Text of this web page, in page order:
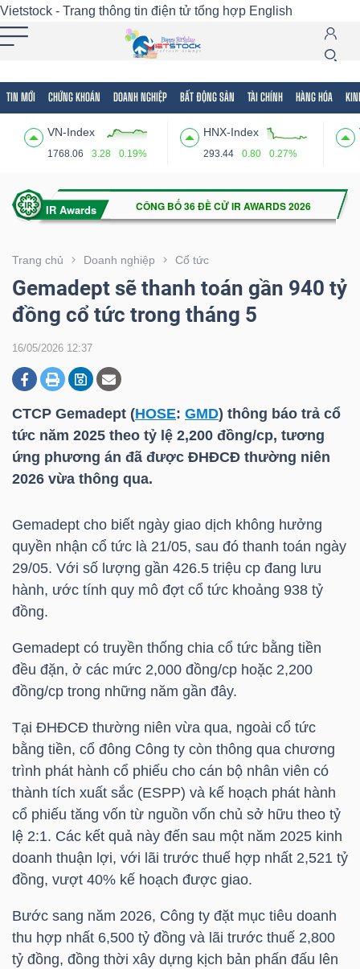
Vietstock - Trang thông tin điện tử tổng hợp English
TIN MỚI CHỨNG KHOÁN DOANH NGHIỆP BẤT ĐỘNG SẢN TÀI CHÍNH HÀNG HÓA
VN-Index
1768.06 3.28 0.19%
HNX-Index
293.44 0.80 0.27%
Trang chủ Doanh nghiệp Cổ tức
Gemadept sẽ thanh toán gần 940 tỷ
đồng cổ tức trong tháng 5
16/05/2026 12:37
CTCP Gemadept (HOSE: GMD) thông báo trả cổ
tức năm 2025 theo tỷ lệ 2,200 đồng/cp, tương
ứng phương án đã được ĐHĐCĐ thường niên
2026 vừa thông qua.
Gemadept cho biết ngày giao dịch không hưởng
quyền nhận cổ tức là 21/05, sau đó thanh toán ngày
29/05. Với số lượng gần 426.5 triệu cp đang lưu
hành, ước tính quy mô đợt cổ tức khoảng 938 tỷ
đồng.
Gemadept có truyền thống chia cổ tức bằng tiền
đều đặn, ở các mức 2,000 đồng/cp hoặc 2,200
đồng/cp trong những năm gần đây.
Tại ĐHĐCĐ thường niên vừa qua, ngoài cổ tức
bằng tiền, cổ đông Công ty còn thông qua chương
trình phát hành cổ phiếu cho cán bộ nhân viên có
thành tích xuất sắc (ESPP) và kế hoạch phát hành
cổ phiếu tăng vốn từ nguồn vốn chủ sở hữu theo tỷ
lệ 2:1. Các kết quả này đến sau một năm 2025 kinh
doanh thuận lợi, với lãi trước thuế hợp nhất 2,521 tỷ
đồng, vượt 40% kế hoạch được giao.
Bước sang năm 2026, Công ty đặt mục tiêu doanh
thu hợp nhất 6,500 tỷ đồng và lãi trước thuế 2,800
tỷ đồng, đồng thời xây dựng kịch bản phấn đấu lên
Tất cả Tính năng Ngành Mã chứng khoán
Tính
(-)
VIETSTOCK
CHỨNG
DOANH
NGHIỆP
CHÍNH
HÀNG
HÓA
TẾ
THẾ
GIỚI